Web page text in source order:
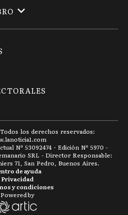
los derechos reservados:
lanoticia1.com
Nº 53092474 · Edición Nº 5970 -
SRL - Director Responsable:
71, San Pedro, Buenos Aires.
y condiciones
Privacidad
de ayuda
Powered by